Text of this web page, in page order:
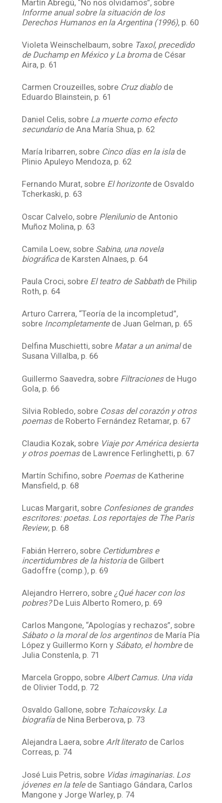
Martín Abregú, “No nos olvidamos”, sobre
Informe anual sobre la situación de los
Derechos Humanos en la Argentina (1996), p. 60
Violeta Weinschelbaum, sobre Taxol, precedido
de Duchamp en México y La bromade César
Aira, p. 61
Carmen Crouzeilles, sobre Cruz diablo de
Eduardo Blainstein, p. 61
Daniel Celis, sobre La muerte como efecto
secundario de Ana María Shua, p. 62
María Iribarren, sobre Cinco días en la islade
Plinio Apuleyo Mendoza, p. 62
Fernando Murat, sobre El horizontede Osvaldo
Tcherkaski, p. 63
Oscar Calvelo, sobre Plenilunio de Antonio
Muñoz Molina, p. 63
Camila Loew, sobre Sabina, una novela
biográficade Karsten Alnaes, p. 64
Paula Croci, sobre El teatro de Sabbathde Philip
Roth, p. 64
Arturo Carrera, “Teoría de la incompletud”,
sobre Incompletamentede Juan Gelman, p. 65
Delfina Muschietti, sobre Matar a un animalde
Susana Villalba, p. 66
Guillermo Saavedra, sobre Filtracionesde Hugo
Gola, p. 66
Silvia Robledo, sobre Cosas del corazón y otros
poemasde Roberto Fernández Retamar, p. 67
Claudia Kozak, sobre Viaje por América desierta
y otros poemasde Lawrence Ferlinghetti, p. 67
Martín Schifino, sobre Poemasde Katherine
Mansfield, p. 68
Lucas Margarit, sobre Confesiones de grandes
escritores: poetas. Los reportajes de The Paris
Review, p. 68
Fabián Herrero, sobre Certidumbres e
incertidumbres de la historiade Gilbert
Gadoffre (comp.), p. 69
Alejandro Herrero, sobre ¿Qué hacer con los
pobres?De Luis Alberto Romero, p. 69
Carlos Mangone, “Apologías y rechazos”, sobre
Sábato o la moral de los argentinosde María Pía
López y Guillermo Korn y Sábato, el hombrede
Julia Constenla, p. 71
Marcela Groppo, sobreAlbert Camus. Una vida
de Olivier Todd, p. 72
Osvaldo Gallone, sobre Tchaicovsky. La
biografíade Nina Berberova, p. 73
Alejandra Laera, sobreArlt literato de Carlos
Correas, p. 74
José Luis Petris, sobre Vidas imaginarias. Los
jóvenes en la tele de Santiago Gándara, Carlos
Mangone y Jorge Warley, p. 74